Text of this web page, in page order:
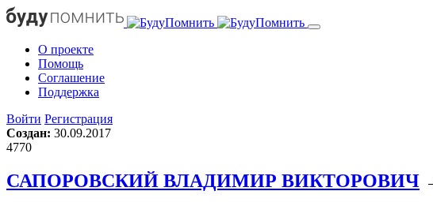
О проекте
Помощь
Cоглашение
Поддержка
Войти Регистрация
Создан: 30.09.2017
4770
САПОРОВСКИЙ ВЛАДИМИР ВИКТОРОВИЧ